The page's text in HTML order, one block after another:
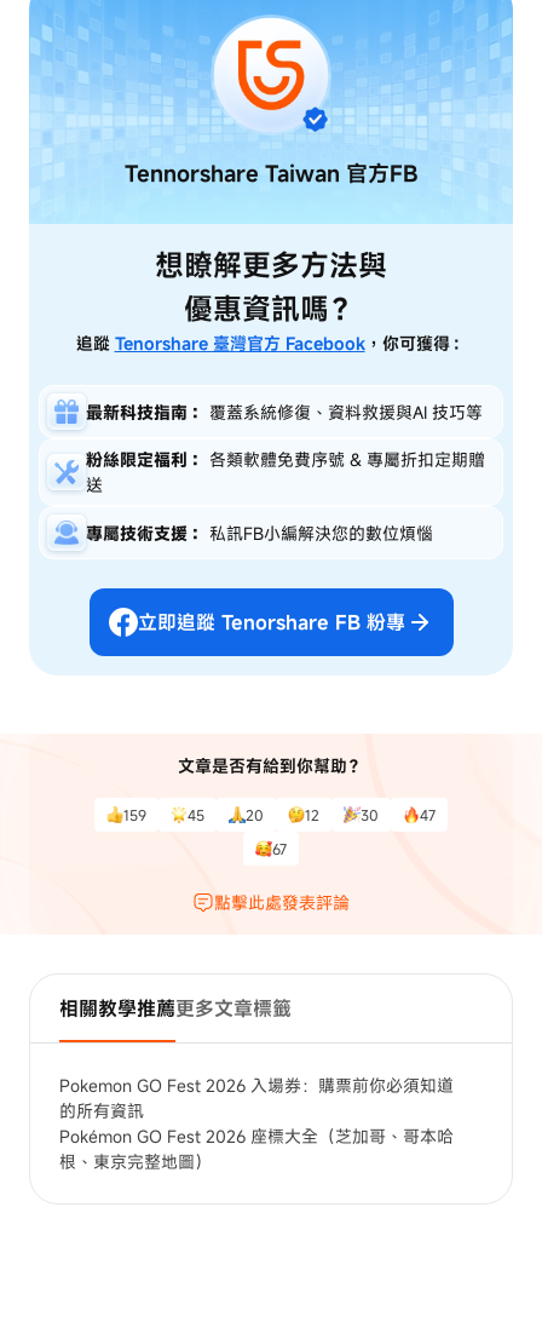
Tennorshare Taiwan 官方FB
想瞭解更多方法與
優惠資訊嗎？
追蹤 Tenorshare 臺灣官方 Facebook，你可獲得：
最新科技指南： 覆蓋系統修復、資料救援與AI 技巧等
粉絲限定福利： 各類軟體免費序號 & 專屬折扣定期贈
送
專屬技術支援： 私訊FB小編解決您的數位煩惱
立即追蹤 Tenorshare FB 粉專
文章是否有給到你幫助？
159 45 20 12 30
47
67
點擊此處發表評論
相關教學推薦更多文章標籤
Pokemon GO Fest 2026 入場券：購票前你必須知道
的所有資訊
Pokémon GO Fest 2026 座標大全（芝加哥、哥本哈
根、東京完整地圖）